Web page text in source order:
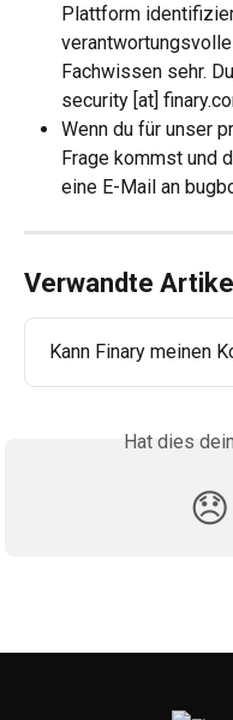
Plattform
Fachwissen sehr.
security [at]
Wenn du für unser
Frage kommst und
eine E-Mail an
Verwandte Artikel
Kann Finary meinen
Hat dies
😞